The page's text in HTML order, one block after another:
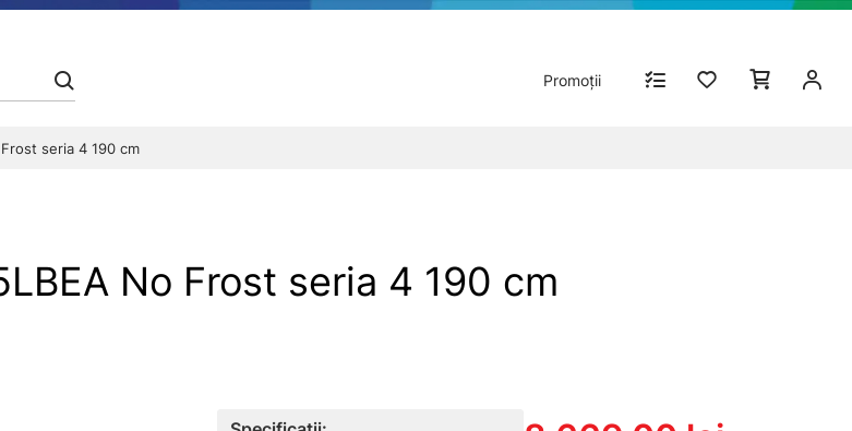
Promoții
seria 4 190 cm
No Frost seria 4 190 cm